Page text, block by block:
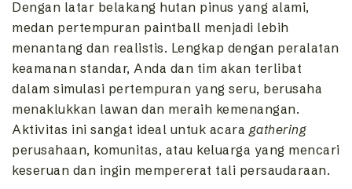
Dengan latar belakang hutan pinus yang alami,
medan pertempuran paintball menjadi lebih
menantang dan realistis. Lengkap dengan peralatan
keamanan standar, Anda dan tim akan terlibat
dalam simulasi pertempuran yang seru, berusaha
menaklukkan lawan dan meraih kemenangan.
Aktivitas ini sangat ideal untuk acara gathering
perusahaan, komunitas, atau keluarga yang mencari
keseruan dan ingin mempererat tali persaudaraan.